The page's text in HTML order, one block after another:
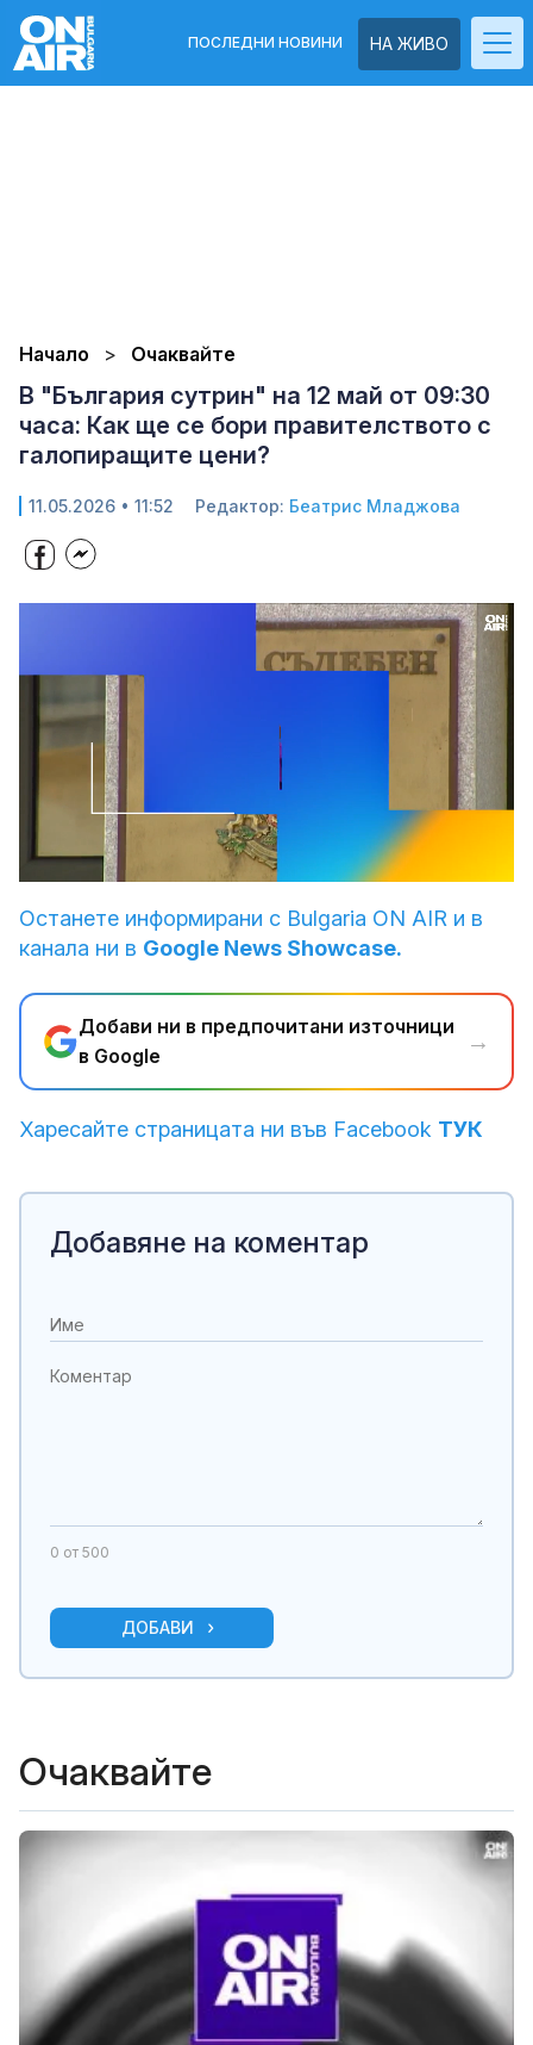
НА ЖИВО
ПОСЛЕДНИ НОВИНИ
Начало Очаквайте
В "България сутрин" на 12 май от 09:30
часа: Как ще се бори правителството с
галопиращите цени?
11.05.2026 • 11:52 Редактор: Беатрис Младжова
Unmute Loaded
100.00%
Останете информирани с Bulgaria ON AIR и в
канала ни в Google News Showcase.
Добави ни в предпочитани източници
в Google
→
Харесайте страницата ни във Facebook ТУК
Добавяне на коментар
0 от 500
ДОБАВИ
Очаквайте